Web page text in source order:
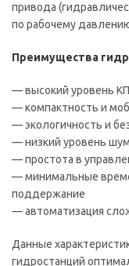
привода
по рабочему
Преимущества
— высокий уровень
— компактность и
— экологичность и
— низкий уровень
— простота в
— минимальные
поддержание
— автоматизация
Данные
гидростанций